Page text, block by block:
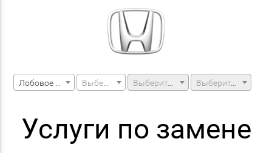
Выберите модель машины Выберите модификацию
Услуги по замене